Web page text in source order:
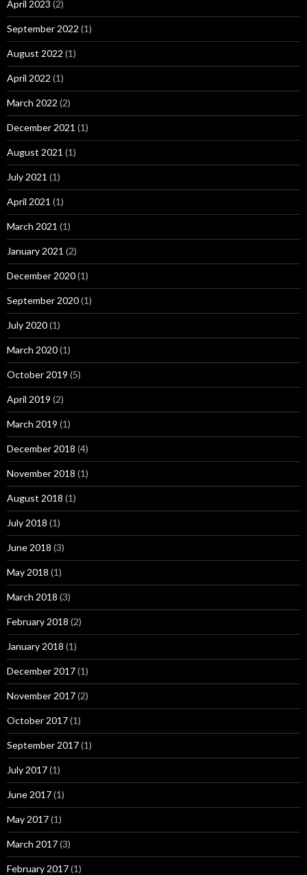
April 2023 (2)
September 2022 (1)
August 2022 (1)
April 2022 (1)
March 2022 (2)
December 2021 (1)
August 2021 (1)
July 2021 (1)
April 2021 (1)
March 2021 (1)
January 2021 (2)
December 2020(1)
September 2020(1)
July 2020(1)
March 2020(1)
October 2019 (5)
April 2019 (2)
March 2019 (1)
December 2018 (4)
November 2018 (1)
August 2018 (1)
July 2018 (1)
June 2018 (3)
May 2018 (1)
March 2018 (3)
February 2018 (2)
January 2018 (1)
December 2017(1)
November 2017(2)
October 2017(1)
September 2017(1)
July 2017(1)
June 2017(1)
May 2017(1)
March 2017(3)
February 2017(1)